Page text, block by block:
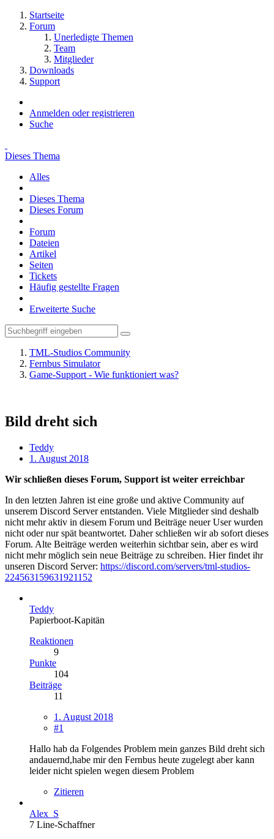
Startseite
Forum
Unerledigte Themen
Team
Mitglieder
Downloads
Support
Anmelden oder registrieren
Suche
Dieses Thema
Alles
Dieses Thema
Dieses Forum
Forum
Dateien
Artikel
Seiten
Tickets
Häufig gestellte Fragen
Erweiterte Suche
TML-Studios Community
Fernbus Simulator
Game-Support - Wie funktioniert was?
Bild dreht sich
Teddy
1. August 2018
Wir schließen dieses Forum, Support ist weiter erreichbar
In den letzten Jahren ist eine große und aktive Community auf
unserem Discord Server entstanden. Viele Mitglieder sind deshalb
nicht mehr aktiv in diesem Forum und Beiträge neuer User wurden
nicht oder nur spät beantwortet. Daher schließen wir ab sofort dieses
Forum. Alte Beiträge werden weiterhin sichtbar sein, aber es wird
nicht mehr möglich sein neue Beiträge zu schreiben. Hier findet ihr
unseren Discord Server: https://discord.com/servers/tml-studios-
224563159631921152
Teddy
Papierboot-Kapitän
Reaktionen
9
Punkte
104
Beiträge
11
1. August 2018
#1
Hallo hab da Folgendes Problem mein ganzes Bild dreht sich
andauernd,habe mir den Fernbus heute zugelegt aber kann
leider nicht spielen wegen diesem Problem
Zitieren
Alex_S
7 Line-Schaffner